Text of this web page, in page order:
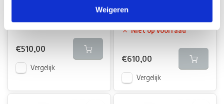
Weigeren
Thule Thule Canyon XT
Niet op voorraad
€510,00
Vergelijk
Black Aero
Niet op voorraad
€610,00
Vergelijk